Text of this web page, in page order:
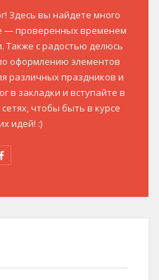
Здесь вы найдете много
— проверенных временем
Также с радостью делюсь
оформлению элементов
различных праздников и
в закладки и вступайте в
чтобы быть в курсе
идей! :)